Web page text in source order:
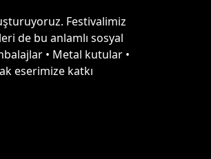
Festivalimiz
de bu anlamlı sosyal
• Metal kutular •
eserimize katkı